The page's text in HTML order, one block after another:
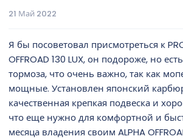
21 Май 2022
Я бы посоветовал присмотреться к
OFFROAD 130 LUX, он подороже, но
тормоза, что очень важно, так как
мощные. Установлен японский
качественная крепкая подвеска и
что еще нужно для комфортной и
месяца владения своим ALPHA